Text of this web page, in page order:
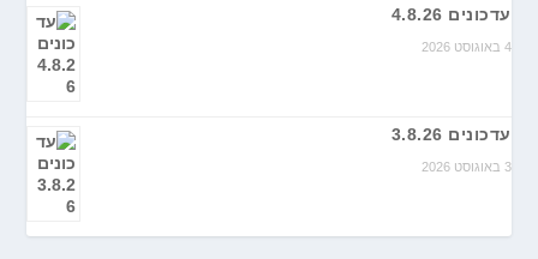
עדכונים 4.8.26
4 באוגוסט 2026
עדכונים 3.8.26
3 באוגוסט 2026